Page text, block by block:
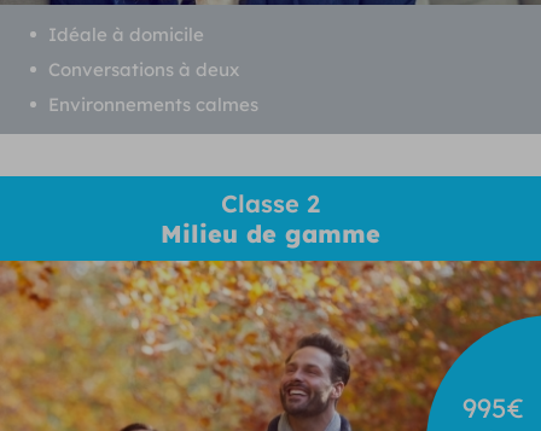
Idéale à domicile
Conversations à deux
Environnements calmes
Classe 2
Milieu de gamme
995€